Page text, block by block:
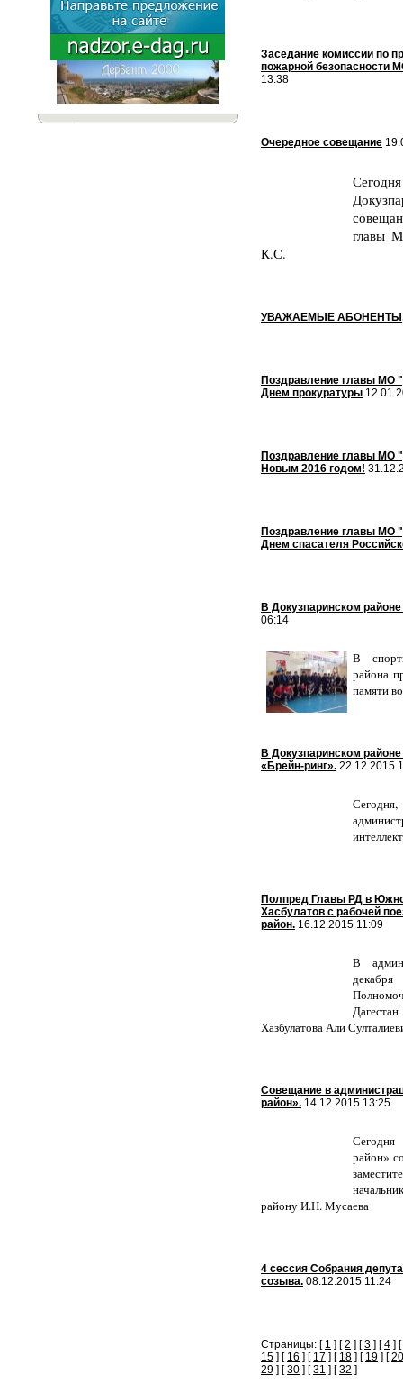
Заседание комиссии по
пожарной безопасности
13:38
Очередное совещание
главы
К.С.
УВАЖАЕМЫЕ
Поздравление главы МО
Днем прокуратуры
Поздравление главы МО
Новым 2016 годом!
Поздравление главы МО
Днем спасателя
В Докузпаринском
06:14
В
района
памяти
В Докузпаринском
«Брейн-ринг». 22.12.2015
Полпред Главы РД в
Хасбулатов с рабочей
район. 16.12.2015 11:09
В
Хазбулатова Али
Совещание в
район». 14.12.2015 13:25
район»
району И.Н. Мусаева
4 сессия Собрания
созыва. 08.12.2015 11:24
Страницы: [ 1 ] [2 ] [3 ] [4 ] [
15 ] [ 16 ] [ 17 ] [ 18 ] [ 19 ] [20
29 ] [30 ] [31 ] [32 ]